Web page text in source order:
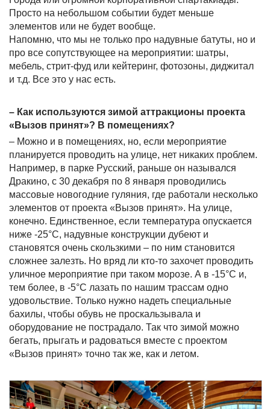
Просто на небольшом событии будет меньше
элементов или не будет вообще.
Напомню, что мы не только про надувные батуты, но и
про все сопутствующее на мероприятии: шатры,
мебель, стрит-фуд или кейтеринг, фотозоны, диджитал
и т.д. Все это у нас есть.
– Как используются зимой аттракционы проекта
«Вызов принят»? В помещениях?
– Можно и в помещениях, но, если мероприятие
планируется проводить на улице, нет никаких проблем.
Например, в парке Русский, раньше он назывался
Дракино, с 30 декабря по 8 января проводились
массовые новогодние гуляния, где работали несколько
элементов от проекта «Вызов принят». На улице,
конечно. Единственное, если температура опускается
ниже -25°C, надувные конструкции дубеют и
становятся очень скользкими – по ним становится
сложнее залезть. Но вряд ли кто-то захочет проводить
уличное мероприятие при таком морозе. А в -15°C и,
тем более, в -5°C лазать по нашим трассам одно
удовольствие. Только нужно надеть специальные
бахилы, чтобы обувь не проскальзывала и
оборудование не пострадало. Так что зимой можно
бегать, прыгать и радоваться вместе с проектом
«Вызов принят» точно так же, как и летом.